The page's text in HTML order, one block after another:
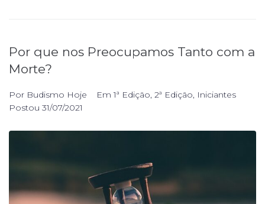
Por que nos Preocupamos Tanto com a
Morte?
Por Budismo Hoje Em1ª Edição, 2ª Edição, Iniciantes
Postou 31/07/2021